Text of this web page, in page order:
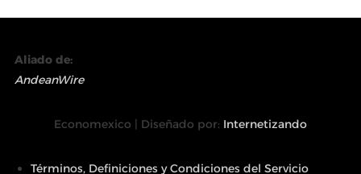
Aliado de:
AndeanWire
Economexico | Diseñado por: Internetizando
Términos, Definiciones y Condiciones del Servicio